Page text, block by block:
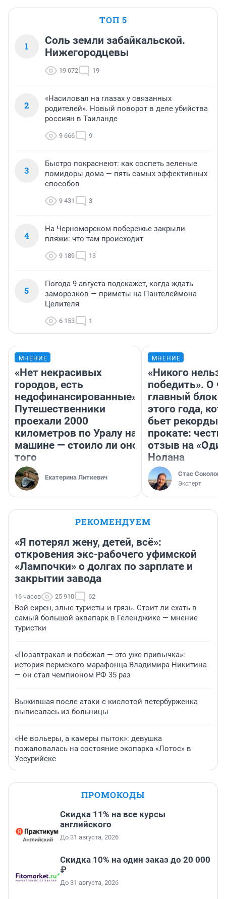
ТОП 5
1
Соль земли забайкальской.
Нижегородцевы
19 072 19
2
«Насиловал на глазах у связанных
родителей». Новый поворот в деле убийства
россиян в Таиланде
9 666 9
3
Быстро покраснеют: как соспеть зеленые
помидоры дома — пять самых эффективных
способов
9 431 3
4
На Черноморском побережье закрыли
пляжи: что там происходит
9 189 13
5
Погода 9 августа подскажет, когда ждать
заморозков — приметы на Пантелеймона
Целителя
6 153 1
МНЕНИЕ
«Нет некрасивых
городов, есть
недофинансированные».
Путешественники
проехали 2000
километров по Уралу на
машине — стоило ли оно
того
Екатерина Литкевич
МНЕНИЕ
«Никого нельзя
победить». О
главный
этого года,
бьет рекорды в
прокате:
отзыв на
Нолана
Стас Соколов
Эксперт
РЕКОМЕНДУЕМ
«Я потерял жену, детей, всё»:
откровения экс-рабочего уфимской
«Лампочки» о долгах по зарплате и
закрытии завода
16 часов 25 910 62
Вой сирен, злые туристы и грязь. Стоит ли ехать в
самый большой аквапарк в Геленджике — мнение
туристки
«Позавтракал и побежал — это уже привычка»:
история пермского марафонца Владимира Никитина
— он стал чемпионом РФ 35 раз
Выжившая после атаки с кислотой петербурженка
выписалась из больницы
«Не вольеры, а камеры пыток»: девушка
пожаловалась на состояние экопарка «Лотос» в
Уссурийске
ПРОМОКОДЫ
Скидка 11% на все курсы
английского
До 31 августа, 2026
Скидка 10% на один заказ до 20 000
₽
До 31 августа, 2026